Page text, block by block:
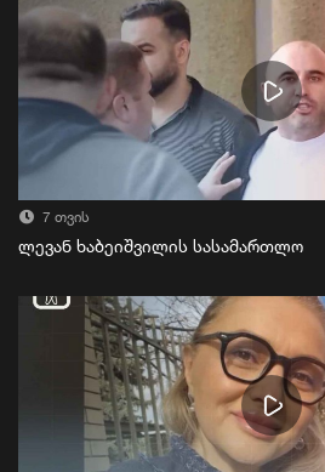
7 თვის
ლევან ხაბეიშვილის სასამართლო